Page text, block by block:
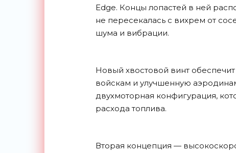
Edge. Концы лопастей в ней
не пересекалась с вихрем от
шума и вибрации.
Новый хвостовой винт
войскам и улучшенную
двухмоторная конфигурация,
расхода топлива.
Вторая концепция —